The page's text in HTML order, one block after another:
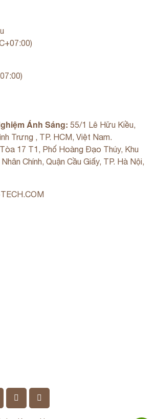
Ánh Sáng: 55/1 Lê Hữu Kiều,
Trưng , TP. HCM, Việt Nam.
17 T1, Phố Hoàng Đạo Thúy, Khu
Chính, Quận Cầu Giấy, TP. Hà Nội,